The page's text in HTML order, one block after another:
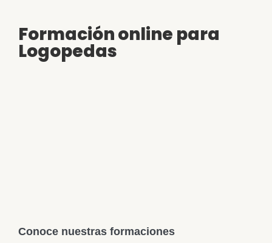
Formación online para
Logopedas
Conoce nuestras formaciones